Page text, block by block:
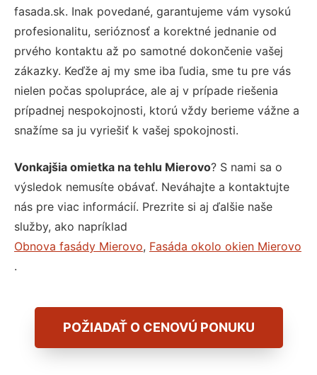
fasada.sk. Inak povedané, garantujeme vám vysokú
profesionalitu, serióznosť a korektné jednanie od
prvého kontaktu až po samotné dokončenie vašej
zákazky. Keďže aj my sme iba ľudia, sme tu pre vás
nielen počas spolupráce, ale aj v prípade riešenia
prípadnej nespokojnosti, ktorú vždy berieme vážne a
snažíme sa ju vyriešiť k vašej spokojnosti.
Vonkajšia omietka na tehlu Mierovo? S nami sa o
výsledok nemusíte obávať. Neváhajte a kontaktujte
nás pre viac informácií. Prezrite si aj ďalšie naše
služby, ako napríklad
Obnova fasády Mierovo, Fasáda okolo okien Mierovo
.
POŽIADAŤ O CENOVÚ PONUKU